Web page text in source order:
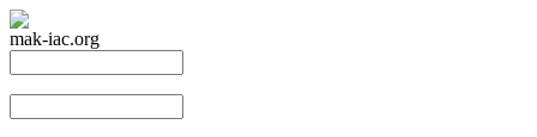
mak-iac.org